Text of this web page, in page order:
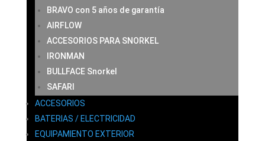
BRAVO con 5 años de garantía
AIRFLOW
ACCESORIOS PARA SNORKEL
IRONMAN
BULLFACE Snorkel
SAFARI
ACCESORIOS
BATERIAS / ELECTRICIDAD
EQUIPAMIENTO EXTERIOR